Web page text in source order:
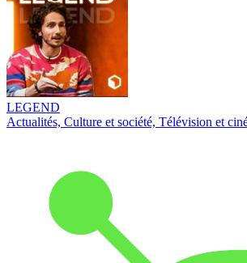
LEGEND
Actualités, Culture et société, Télévision et